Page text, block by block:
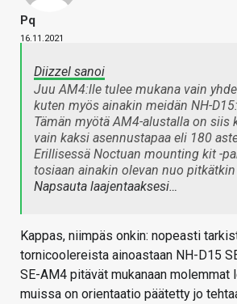
Pq
16.11.2021
Diizzel sanoi
Juu AM4:lle tulee mukana vain
kuten myös ainakin meidän NH-
Tämän myötä AM4-alustalla on siis
vain kaksi asennustapaa eli 180
Erillisessä Noctuan mounting kit -
tosiaan ainakin olevan nuo
Napsauta laajentaaksesi…
Kappas, niimpäs onkin: nopeasti
tornicoolereista ainoastaan NH-D15
SE-AM4 pitävät mukanaan molemmat
muissa on orientaatio päätetty jo